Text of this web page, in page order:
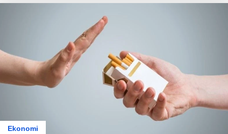
Ekonomi